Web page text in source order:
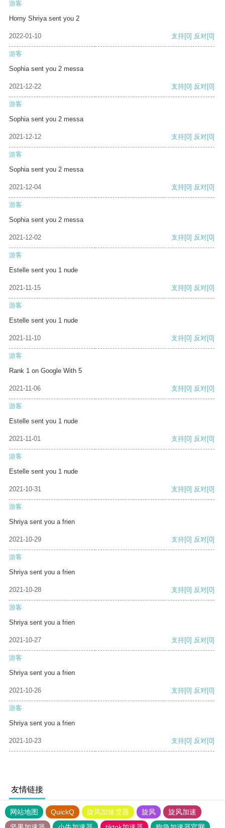
游客
Horny Shriya sent you 2
2022-01-10 支持[0] 反对[0]
游客
Sophia sent you 2 messa
2021-12-22 支持[0] 反对[0]
游客
Sophia sent you 2 messa
2021-12-12 支持[0] 反对[0]
游客
Sophia sent you 2 messa
2021-12-04 支持[0] 反对[0]
游客
Sophia sent you 2 messa
2021-12-02 支持[0] 反对[0]
游客
Estelle sent you 1 nude
2021-11-15 支持[0] 反对[0]
游客
Estelle sent you 1 nude
2021-11-10 支持[0] 反对[0]
游客
Rank 1 on Google With 5
2021-11-06 支持[0] 反对[0]
游客
Estelle sent you 1 nude
2021-11-01 支持[0] 反对[0]
游客
Estelle sent you 1 nude
2021-10-31 支持[0] 反对[0]
游客
Shriya sent you a frien
2021-10-29 支持[0] 反对[0]
游客
Shriya sent you a frien
2021-10-28 支持[0] 反对[0]
游客
Shriya sent you a frien
2021-10-27 支持[0] 反对[0]
游客
Shriya sent you a frien
2021-10-26 支持[0] 反对[0]
游客
Shriya sent you a frien
2021-10-23 支持[0] 反对[0]
友情链接
网站地图 QuickQ 旋风加速度器 旋风
旋风加速